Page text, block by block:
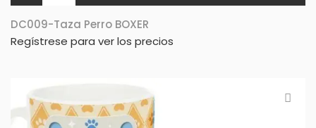
DC009-Taza Perro BOXER
Regístrese para ver los precios